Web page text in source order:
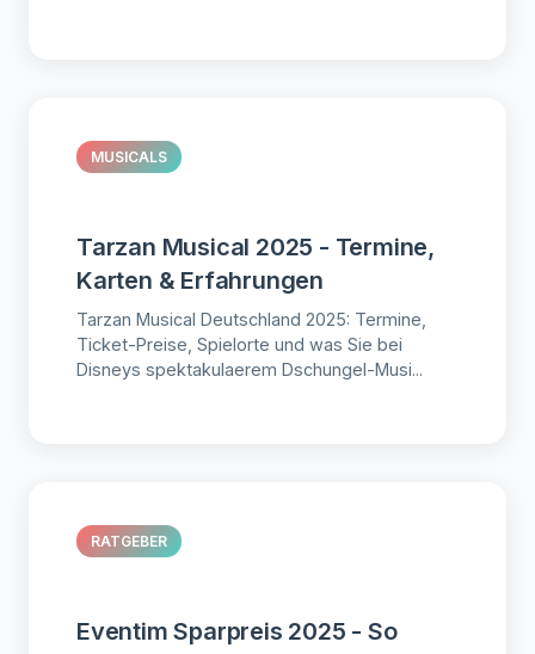
MUSICALS
Tarzan Musical 2025 - Termine,
Karten & Erfahrungen
Tarzan Musical Deutschland 2025: Termine,
Ticket-Preise, Spielorte und was Sie bei
Disneys spektakulaerem Dschungel-Musi...
RATGEBER
Eventim Sparpreis 2025 - So